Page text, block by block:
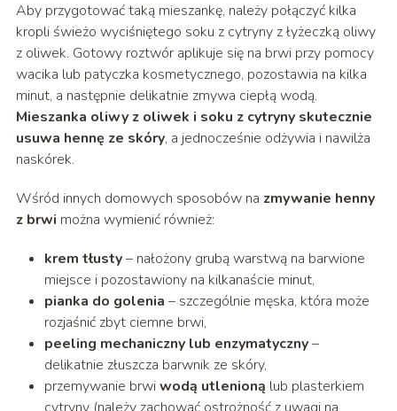
Aby przygotować taką mieszankę, należy połączyć kilka
kropli świeżo wyciśniętego soku z cytryny z łyżeczką oliwy
z oliwek. Gotowy roztwór aplikuje się na brwi przy pomocy
wacika lub patyczka kosmetycznego, pozostawia na kilka
minut, a następnie delikatnie zmywa ciepłą wodą.
Mieszanka oliwy z oliwek i soku z cytryny skutecznie
usuwa hennę ze skóry, a jednocześnie odżywia i nawilża
naskórek.
Wśród innych domowych sposobów na zmywanie henny
z brwi można wymienić również:
krem tłusty– nałożony grubą warstwą na barwione
miejsce i pozostawiony na kilkanaście minut,
pianka do golenia – szczególnie męska, która może
rozjaśnić zbyt ciemne brwi,
peeling mechaniczny lub enzymatyczny–
delikatnie złuszcza barwnik ze skóry,
przemywanie brwiwodą utlenioną lub plasterkiem